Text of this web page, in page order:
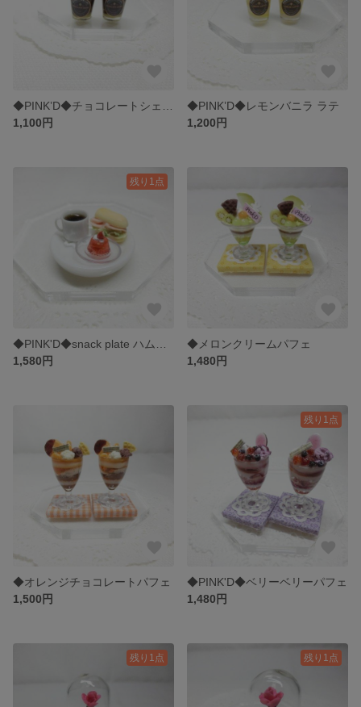
1,100円
◆PINK’D◆レモンバニラ ラテ
1,200円
残り1点
1,580円
◆メロンクリームパフェ
1,480円
◆オレンジチョコレートパフェ
1,500円
残り1点
◆PINK'D◆ベリーベリーパフェ
1,480円
残り1点 残り1点